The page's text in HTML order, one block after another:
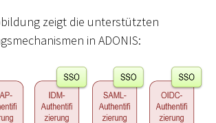
zeigt die unterstützten
in ADONIS: